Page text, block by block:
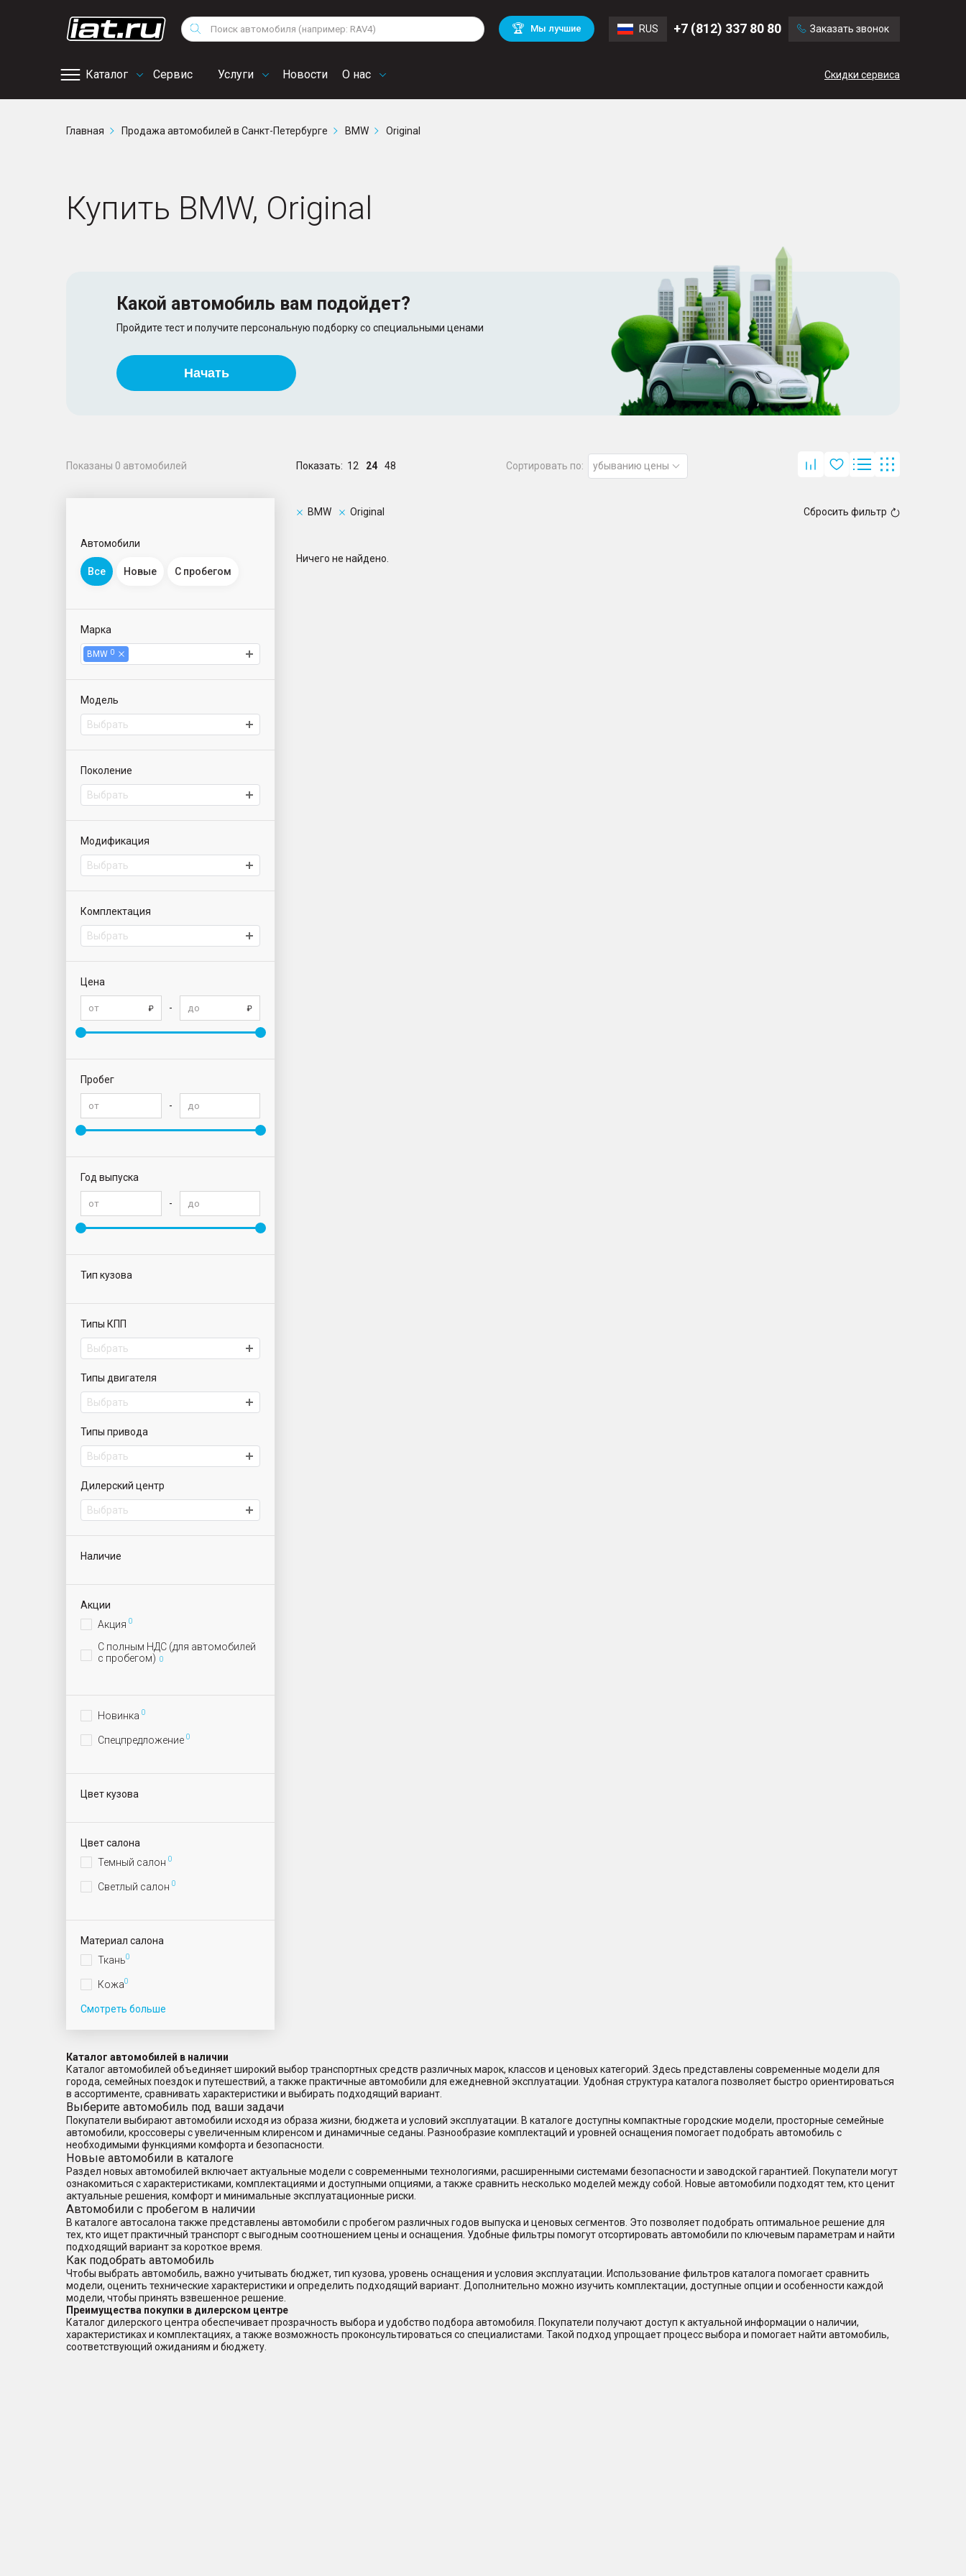
Поиск 🏆 Мы лучшие RUS +7 (812) 337 80 80 Заказать звонок
Каталог Сервис
сервис
Услуги Новости О нас Скидки сервиса
Снегоходы
Квадроциклы
Volkswagen
Mitsubishi BMW
Audi
Chevrolet Mercedes Benz
Главная Продажа автомобилей в Санкт-Петербурге BMW Original
Купить BMW, Original
Какой автомобиль вам подойдет?
Пройдите тест и получите персональную подборку со специальными ценами
Начать
Показаны 0 автомобилей
Автомобили
Все Новые С пробегом
Марка
BMW 0
Модель
Выбрать
Поколение
Выбрать
Модификация
Выбрать
Комплектация
Выбрать
Цена
-
Пробег
-
Год выпуска
-
Тип кузова
Типы КПП
Выбрать
Типы двигателя
Выбрать
Типы привода
Выбрать
Дилерский центр
Выбрать
Наличие
Акции
Акция 0
С полным НДС (для автомобилей
с пробегом) 0
Новинка 0
Спецпредложение 0
Цвет кузова
Цвет салона
Темный салон 0
Светлый салон 0
Материал салона
Ткань0
Кожа0
Смотреть больше
Показать: 12 24 48 Сортировать по: убыванию цены
BMW Original Сбросить фильтр
Ничего не найдено.
Каталог автомобилей в наличии
Каталог автомобилей объединяет широкий выбор транспортных средств различных марок, классов и ценовых категорий. Здесь представлены современные модели для
города, семейных поездок и путешествий, а также практичные автомобили для ежедневной эксплуатации. Удобная структура каталога позволяет быстро ориентироваться
в ассортименте, сравнивать характеристики и выбирать подходящий вариант.
Выберите автомобиль под ваши задачи
Покупатели выбирают автомобили исходя из образа жизни, бюджета и условий эксплуатации. В каталоге доступны компактные городские модели, просторные семейные
автомобили, кроссоверы с увеличенным клиренсом и динамичные седаны. Разнообразие комплектаций и уровней оснащения помогает подобрать автомобиль с
необходимыми функциями комфорта и безопасности.
Новые автомобили в каталоге
Раздел новых автомобилей включает актуальные модели с современными технологиями, расширенными системами безопасности и заводской гарантией. Покупатели могут
ознакомиться с характеристиками, комплектациями и доступными опциями, а также сравнить несколько моделей между собой. Новые автомобили подходят тем, кто ценит
актуальные решения, комфорт и минимальные эксплуатационные риски.
Автомобили с пробегом в наличии
В каталоге автосалона также представлены автомобили с пробегом различных годов выпуска и ценовых сегментов. Это позволяет подобрать оптимальное решение для
тех, кто ищет практичный транспорт с выгодным соотношением цены и оснащения. Удобные фильтры помогут отсортировать автомобили по ключевым параметрам и найти
подходящий вариант за короткое время.
Как подобрать автомобиль
Чтобы выбрать автомобиль, важно учитывать бюджет, тип кузова, уровень оснащения и условия эксплуатации. Использование фильтров каталога помогает сравнить
модели, оценить технические характеристики и определить подходящий вариант. Дополнительно можно изучить комплектации, доступные опции и особенности каждой
модели, чтобы принять взвешенное решение.
Преимущества покупки в дилерском центре
Каталог дилерского центра обеспечивает прозрачность выбора и удобство подбора автомобиля. Покупатели получают доступ к актуальной информации о наличии,
характеристиках и комплектациях, а также возможность проконсультироваться со специалистами. Такой подход упрощает процесс выбора и помогает найти автомобиль,
соответствующий ожиданиям и бюджету.